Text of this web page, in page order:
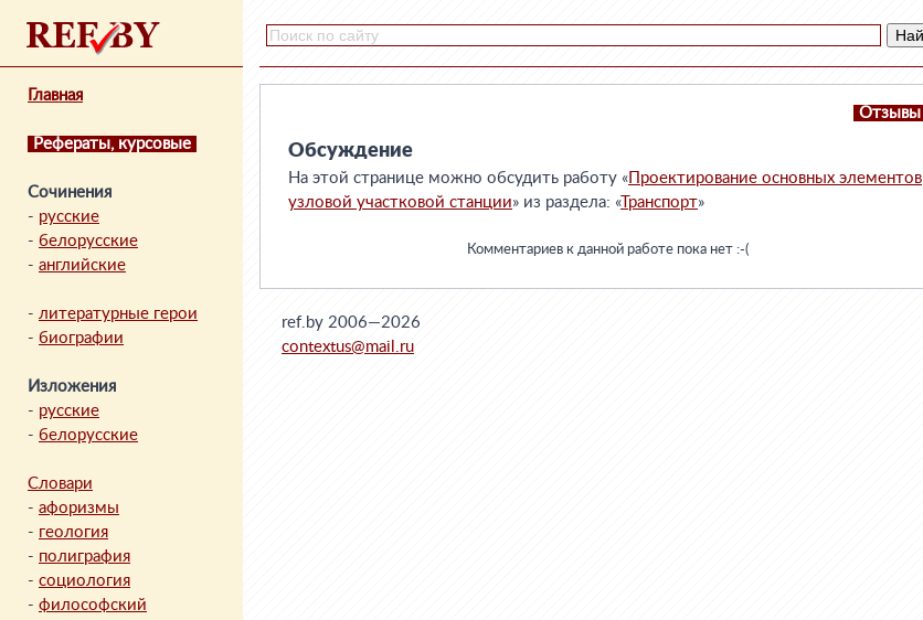
Главная
Рефераты, курсовые
Сочинения
- русские
- белорусские
- английские
- литературные герои
- биографии
Изложения
- русские
- белорусские
Словари
- афоризмы
- геология
- полиграфия
- социология
- философский
Отзывы
Обсуждение
На этой странице можно обсудить работу « Проектирование основных элементов
узловой участковой станции» из раздела: «Транспорт»
Комментариев к данной работе пока нет :-(
ref.by 2006—2026
contextus@mail.ru